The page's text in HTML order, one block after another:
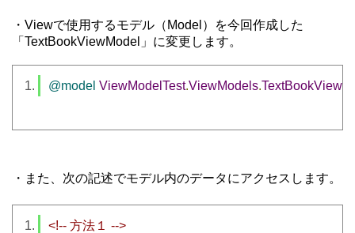
・Viewで使用するモデル（Model）を今回作成した
「TextBookViewModel」に変更します。
@model ViewModelTest.ViewModels.
・また、次の記述でモデル内のデータにアクセスします。
<!-- 方法１ -->